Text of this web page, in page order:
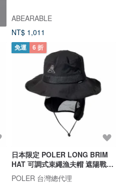
ABEARABLE
NT$ 1,011
免運 6 折
日本限定 POLER LONG BRIM
HAT 可調式束繩漁夫帽 遮陽戰術
帽 黑
POLER 台灣總代理